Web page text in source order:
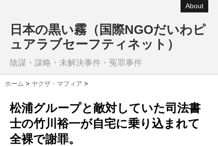
About
日本の黒い霧（国際NGOだいわピ
ュアラブセーフティネット）
陰謀・謀略・未解決事件・冤罪事件
ホーム > ヤクザ・マフィア >
松浦グループと敵対していた司法書
士の竹川裕一が自宅に乗り込まれて
全裸で謝罪。